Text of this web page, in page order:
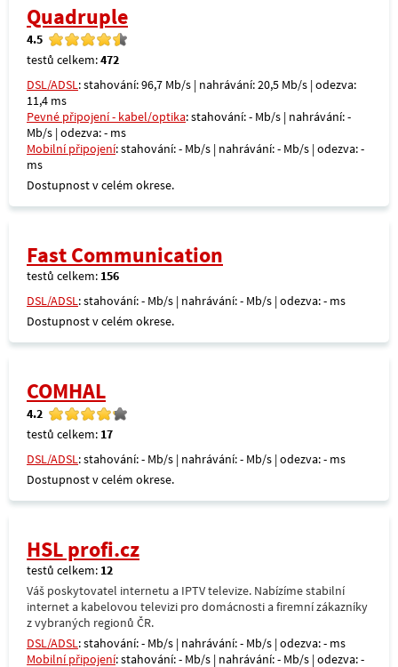
Quadruple
4.5
testů celkem:472
DSL/ADSL: stahování: 96,7 Mb/s | nahrávání: 20,5 Mb/s | odezva:
11,4 ms
Pevné připojení - kabel/optika: stahování: - Mb/s | nahrávání: -
Mb/s | odezva: - ms
Mobilní připojení: stahování: - Mb/s | nahrávání: - Mb/s | odezva: -
ms
Dostupnost v celém okrese.
Fast Communication
testů celkem: 156
DSL/ADSL: stahování: - Mb/s | nahrávání: - Mb/s | odezva: - ms
Dostupnost v celém okrese.
COMHAL
4.2
testů celkem: 17
DSL/ADSL: stahování: - Mb/s | nahrávání: - Mb/s | odezva: - ms
Dostupnost v celém okrese.
HSL profi.cz
testů celkem: 12
Váš poskytovatel internetu a IPTV televize. Nabízíme stabilní
internet a kabelovou televizi pro domácnosti a firemní zákazníky
z vybraných regionů ČR.
DSL/ADSL: stahování: - Mb/s | nahrávání: - Mb/s | odezva: - ms
Mobilní připojení: stahování: - Mb/s | nahrávání: - Mb/s | odezva: -